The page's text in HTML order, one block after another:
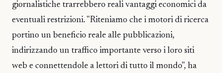
giornalistiche trarrebbero reali vantaggi economici da
eventuali restrizioni. "Riteniamo che i motori di ricerca
portino un beneficio reale alle pubblicazioni,
indirizzando un traffico importante verso i loro siti
web e connettendole a lettori di tutto il mondo", ha